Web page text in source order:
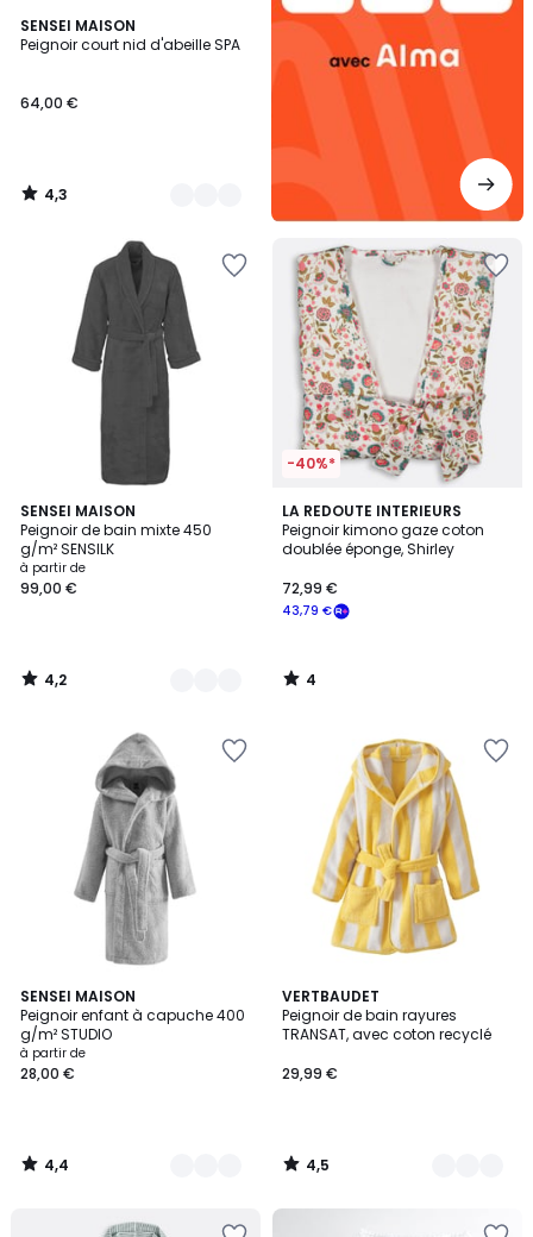
SENSEI MAISON
Peignoir court nid d'abeille SPA
64,00 €
4,3
/ 5
2
Couleurs
4,3
/
SENSEI MAISON
Peignoir de bain mixte 450
g/m² SENSILK
à partir de
99,00 €
4,2
/ 5
10
Couleurs
4,2
/
-40%*
LA REDOUTE INTERIEURS
Peignoir kimono gaze coton
doublée éponge, Shirley
43,79 €
72,99 €
4
/
5
4
/
SENSEI MAISON
Peignoir enfant à capuche 400
g/m² STUDIO
à partir de
28,00 €
4,4
/ 5
10
Couleurs
4,4
/
VERTBAUDET
Peignoir de bain rayures
TRANSAT, avec coton recyclé
29,99 €
4,5
/ 5
5
Couleurs
4,5
/